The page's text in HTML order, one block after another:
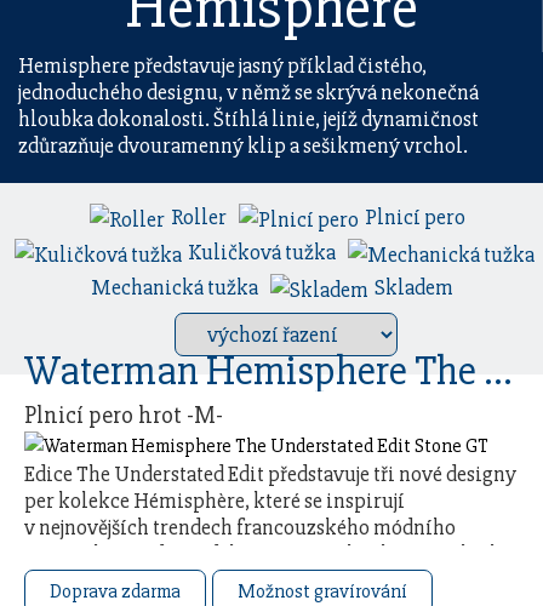
Hemisphere představuje jasný příklad čistého,
jednoduchého designu, v němž se skrývá nekonečná
hloubka dokonalosti. Štíhlá linie, jejíž dynamičnost
zdůrazňuje dvouramenný klip a sešikmený vrchol.
Roller
Plnicí pero
Kuličková tužka
Mechanická tužka
Skladem
Waterman Hemisphere The Understated Edit Stone GT
Plnicí pero hrot -M-
Edice The Understated Edit představuje tři nové designy
per kolekce Hémisphère, které se inspirují
v nejnovějších trendech francouzského módního
průmyslu. Každý model čerpá ze 140letého řemeslného
…
Doprava zdarma Možnost gravírování